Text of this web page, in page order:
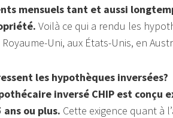
mensuels tant et aussi
Voilà ce qui a rendu les
Uni, aux États-Unis, en
les hypothèques inversées?
inversé CHIP est conçu
ans ou plus. Cette exigence quant à